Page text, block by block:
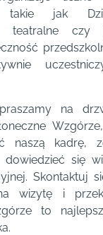
takie jak
teatralne czy
na
naszą kadrę,
dowiedzieć się
Skontaktuj
wizytę i
to